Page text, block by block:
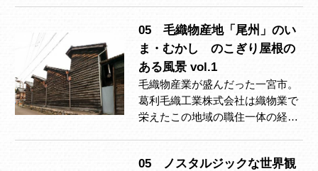
05 毛織物産地「尾州」のい
ま・むかし のこぎり屋根の
ある風景 vol.1
毛織物産業が盛んだった一宮市。
葛利毛織工業株式会社は織物業で
栄えたこの地域の職住一体の経…
05 ノスタルジックな世界観